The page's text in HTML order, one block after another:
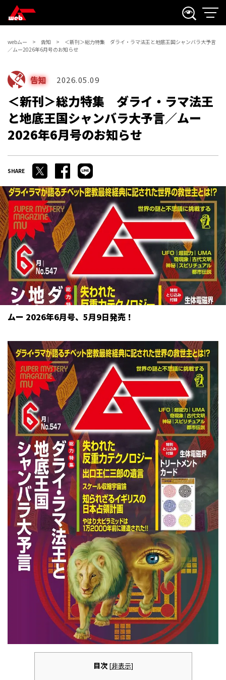
webムー 告知
＜新刊＞総力特集 ダライ・ラマ法王と地底王国シャンバラ大予言
／ムー2026年6月号のお知らせ
告知 2026.05.09
＜新刊＞総力特集 ダライ・ラマ法王
と地底王国シャンバラ大予言／ムー
2026年6月号のお知らせ
ムー 2026年6月号、5月9日発売！
目次 [非表示]